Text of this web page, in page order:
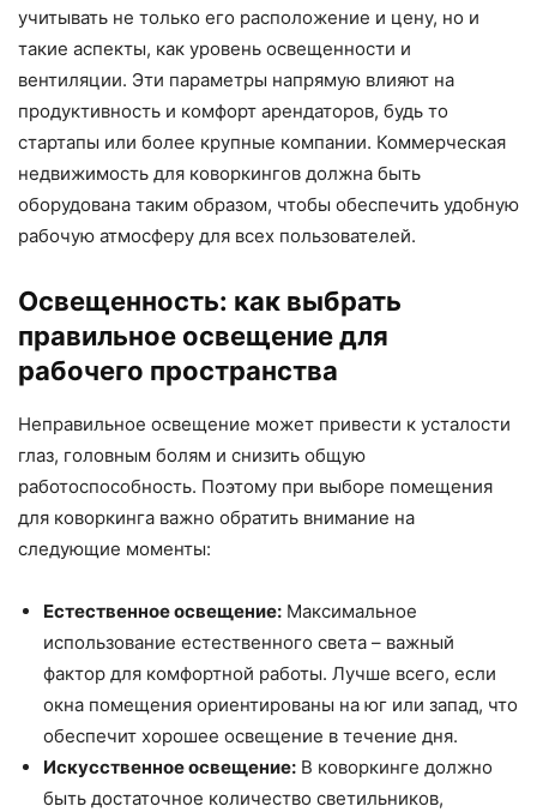
учитывать не только его расположение и цену, но и
такие аспекты, как уровень освещенности и
вентиляции. Эти параметры напрямую влияют на
продуктивность и комфорт арендаторов, будь то
стартапы или более крупные компании. Коммерческая
недвижимость для коворкингов должна быть
оборудована таким образом, чтобы обеспечить удобную
рабочую атмосферу для всех пользователей.
Освещенность: как выбрать
правильное освещение для
рабочего пространства
Неправильное освещение может привести к усталости
глаз, головным болям и снизить общую
работоспособность. Поэтому при выборе помещения
для коворкинга важно обратить внимание на
следующие моменты:
Естественное освещение: Максимальное
использование естественного света – важный
фактор для комфортной работы. Лучше всего, если
окна помещения ориентированы на юг или запад, что
обеспечит хорошее освещение в течение дня.
Искусственное освещение: В коворкинге должно
быть достаточное количество светильников,